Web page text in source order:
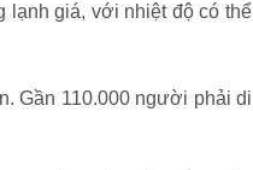
lạnh giá, với nhiệt độ có thể
Gần 110.000 người phải di